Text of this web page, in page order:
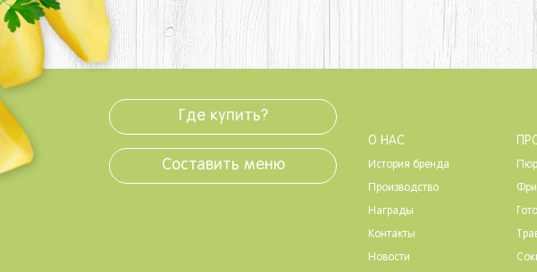
Где купить?
Составить меню
О НАС
История бренда
Производство
Награды
Контакты
Новости